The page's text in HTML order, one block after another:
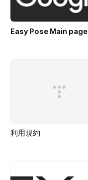
Easy Pose Main page
利用規約